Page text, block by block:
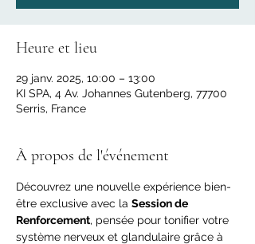
Heure et lieu
29 janv. 2025, 10:00 – 13:00
KI SPA, 4 Av. Johannes Gutenberg, 77700
Serris, France
À propos de l'événement
Découvrez une nouvelle expérience bien-
être exclusive avec la Session de
Renforcement, pensée pour tonifier votre
système nerveux et glandulaire grâce à